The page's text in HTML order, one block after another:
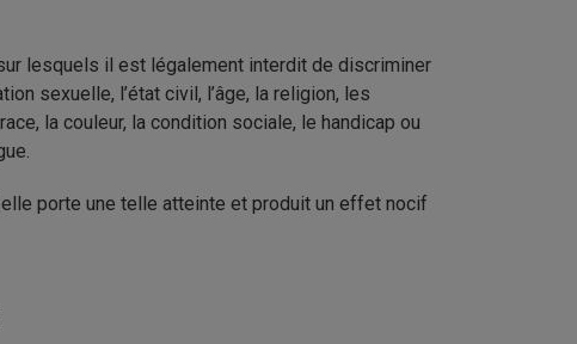
lesquels il est légalement interdit de discriminer
sexuelle, l’état civil, l’âge, la religion, les
la couleur, la condition sociale, le handicap ou
porte une telle atteinte et produit un effet nocif